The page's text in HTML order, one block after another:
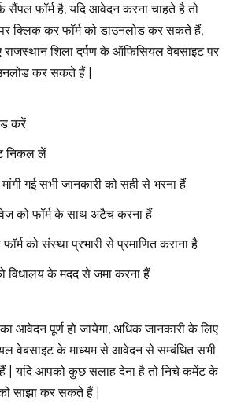
सैंपल फॉर्म है, यदि आवेदन करना चाहते है तो
क्लिक कर फॉर्म को डाउनलोड कर सकते हैं,
राजस्थान शिला दर्पण के ऑफिसियल वेबसाइट पर
कर सकते हैं |
करें
निकल लें
गई सभी जानकारी को सही से भरना हैं
को फॉर्म के साथ अटैच करना हैं
को संस्था प्रभारी से प्रमाणित कराना है
विधालय के मदद से जमा करना हैं
आवेदन पूर्ण हो जायेगा, अधिक जानकारी के लिए
वेबसाइट के माध्यम से आवेदन से सम्बंधित सभी
| यदि आपको कुछ सलाह देना है तो निचे कमेंट के
साझा कर सकते हैं |